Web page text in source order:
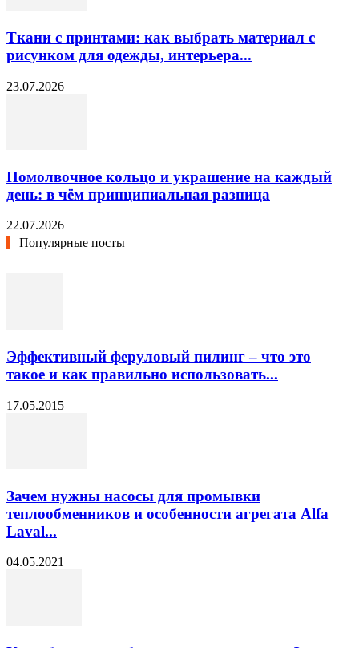
Ткани с принтами: как выбрать материал с
рисунком для одежды, интерьера...
23.07.2026
Помолвочное кольцо и украшение на каждый
день: в чём принципиальная разница
22.07.2026
Популярные посты
Эффективный феруловый пилинг – что это
такое и как правильно использовать...
17.05.2015
Зачем нужны насосы для промывки
теплообменников и особенности агрегата Alfa
Laval...
04.05.2021